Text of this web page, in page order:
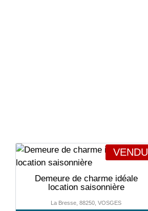
VENDU
Demeure de charme idéale
location saisonnière
La Bresse, 88250, VOSGES